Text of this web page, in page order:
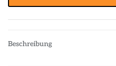
Beschreibung